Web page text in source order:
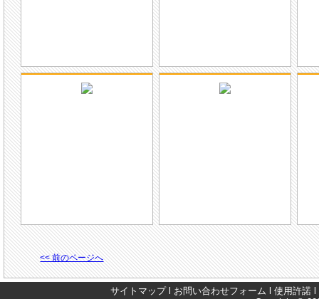
<< 前のページへ
サイトマップl お問い合わせフォーム 使用許諾